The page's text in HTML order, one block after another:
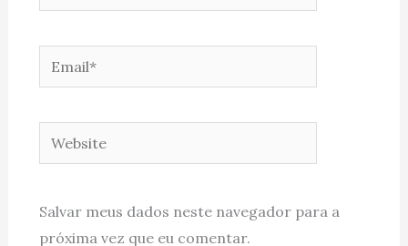
Email*
Website
Salvar meus dados neste navegador para a
próxima vez que eu comentar.